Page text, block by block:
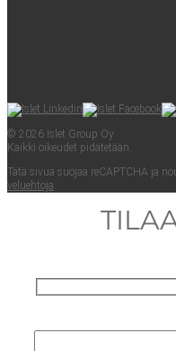
© 2026 Islet Group Oy
Kaik­ki oikeu­det pidätetään.
Tätä sivua suo­jaa reCAPTC­HA ja
ve­lueh­to­ja.